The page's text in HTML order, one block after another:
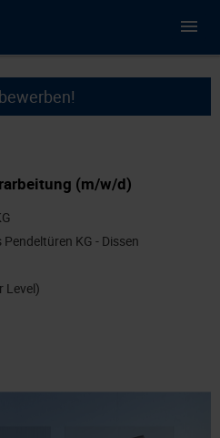
(m/w/d)
KG - Dissen
Level)